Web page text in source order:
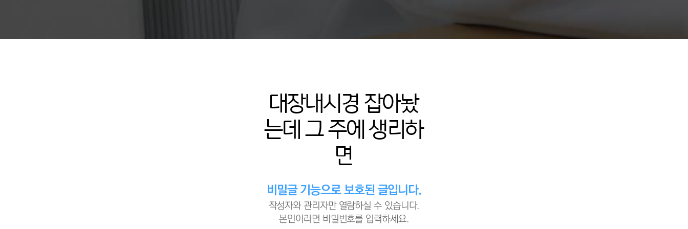
대장내시경 잡아놨
는데 그 주에 생리하
면
비밀글 기능으로 보호된 글입니다.
작성자와 관리자만 열람하실 수 있습니다.
본인이라면 비밀번호를 입력하세요.